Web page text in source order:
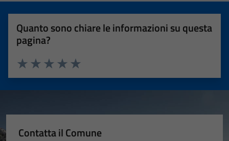
Quanto sono chiare le informazioni su questa
pagina?
Valuta 5 stelle su 5
Valuta 4 stelle su 5
Valuta 3 stelle su 5
Valuta 2 stelle su 5
Valuta 1 stelle su 5
Contatta il Comune